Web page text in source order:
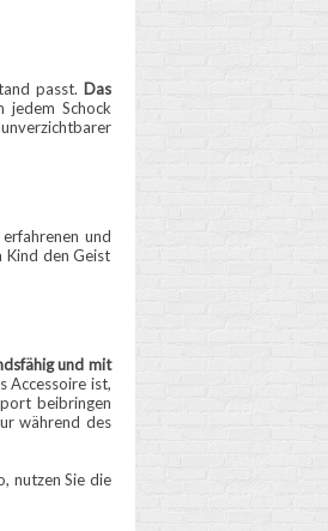
passt. Das
Schock
und
Kind den Geist
und mit
Accessoire ist,
beibringen
während des
nutzen Sie die